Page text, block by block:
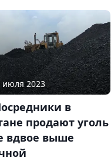
июля 2023
в
продают уголь
вдвое выше